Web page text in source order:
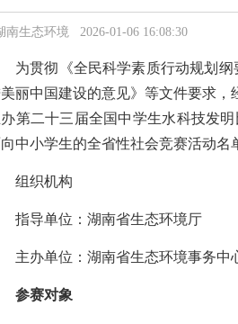
南生态环境 2026-01-06 16:08:30
为贯彻《全民科学素质行动规划
丽中国建设的意见》等文件要求
第二十三届全国中学生水科技发
中小学生的全省性社会竞赛活动名
组织机构
指导单位：湖南省生态环境厅
主办单位：湖南省生态环境事务中
参赛对象